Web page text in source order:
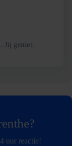
Jij geniet.
uur reactie!